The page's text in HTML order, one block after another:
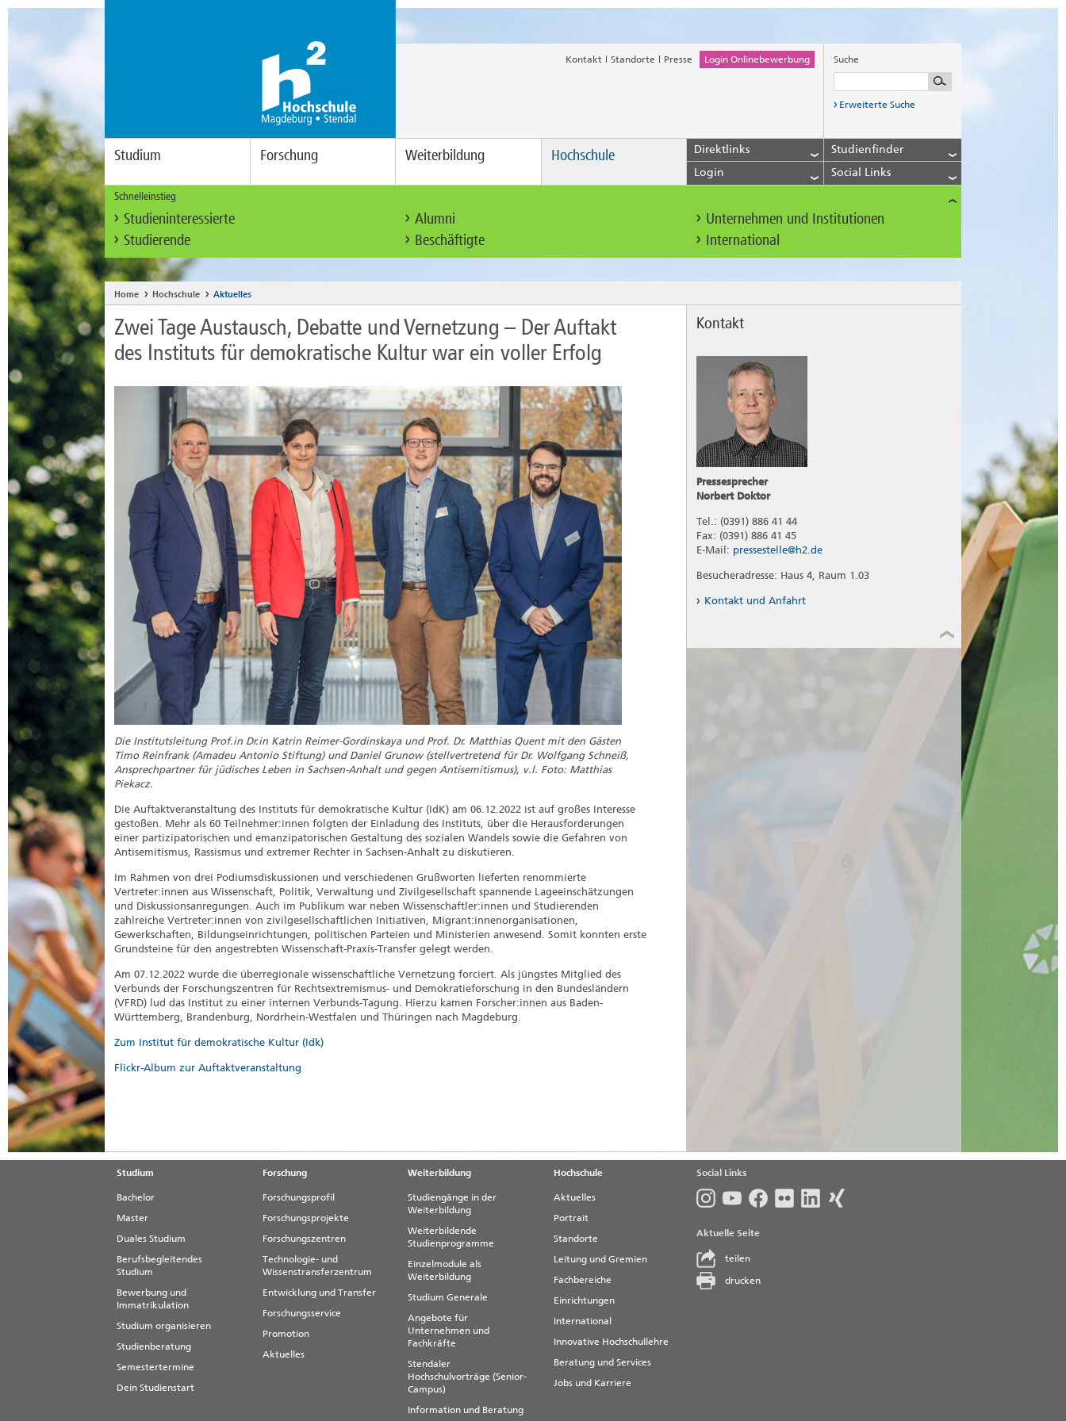
Kontakt Standorte Presse Login Onlinebewerbung Suche
Erweiterte Suche
Studium Forschung Weiterbildung Hochschule Direktlinks
Studienfinder
Login
Social Links
Schnelleinstieg
Studieninteressierte Alumni
Unternehmen und Institutionen
Studierende
Beschäftigte International
Home Hochschule Aktuelles
Zwei Tage Austausch, Debatte und Vernetzung – Der Auftakt
des Instituts für demokratische Kultur war ein voller Erfolg
Die Institutsleitung Prof.in Dr.in Katrin Reimer-Gordinskaya und Prof. Dr. Matthias Quent mit den Gästen
Timo Reinfrank (Amadeu An­tonio Stiftung) und Daniel Grunow (stellvertretend für Dr. Wolfgang Schneiß,
Ansprechpartner für jüdisches Leben in Sachsen-Anhalt und gegen Antisemitismus), v.l. Foto: Matthias
Piekacz.
Die Auftaktveranstaltung des Instituts für demokratische Kultur (IdK) am 06.12.2022 ist auf großes Interesse
gestoßen. Mehr als 60 Teilnehmer:innen folgten der Einladung des Instituts, über die Herausforderungen
einer partizipatorischen und emanzipatorischen Gestaltung des sozialen Wandels sowie die Gefahren von
Antisemitismus, Rassismus und extremer Rechter in Sachsen-Anhalt zu diskutieren.
Im Rahmen von drei Podiumsdiskussionen und verschiedenen Grußworten lieferten renommierte
Vertreter:innen aus Wissenschaft, Politik, Verwaltung und Zivilgesellschaft spannende Lageeinschätzungen
und Diskussionsanregungen. Auch im Publikum war neben Wissenschaftler:innen und Studierenden
zahlreiche Vertreter:innen von zivilgesellschaftlichen Initiativen, Migrant:innenorganisationen,
Gewerkschaften, Bildungseinrichtungen, politischen Parteien und Ministerien anwesend. Somit konnten erste
Grundsteine für den angestrebten Wissenschaft-Praxis-Transfer gelegt werden.
Am 07.12.2022 wurde die überregionale wissenschaftliche Vernetzung forciert. Als jüngstes Mitglied des
Verbunds der Forschungszentren für Rechtsextremismus- und Demokratieforschung in den Bundesländern
(VFRD) lud das Institut zu einer internen Verbunds-Tagung. Hierzu kamen Forscher:innen aus Baden-
Württemberg, Brandenburg, Nordrhein-Westfalen und Thüringen nach Magdeburg.
Zum Institut für demokratische Kultur (Idk)
Flickr-Album zur Auftaktveranstaltung
Kontakt
Pressesprecher
Norbert Doktor
Tel.: (0391) 886 41 44
Fax: (0391) 886 41 45
E-Mail: pressestelle@h2.de
Besucheradresse: Haus 4, Raum 1.03
Kontakt und Anfahrt
Studium
Bachelor
Master
Duales Studium
Berufsbegleitendes
Studium
Bewerbung und
Immatrikulation
Studium organisieren
Studienberatung
Semestertermine
Dein Studienstart
Forschung
Forschungsprofil
Forschungsprojekte
Forschungszentren
Technologie- und
Wissenstransferzentrum
Entwicklung und Transfer
Forschungsservice
Promotion
Aktuelles
Weiterbildung
Studiengänge in der
Weiterbildung
Weiterbildende
Studienprogramme
Einzelmodule als
Weiterbildung
Studium Generale
Angebote für
Unternehmen und
Fachkräfte
Stendaler
Hochschulvorträge (Senior-
Campus)
Information und Beratung
Hochschule
Aktuelles
Portrait
Standorte
Leitung und Gremien
Fachbereiche
Einrichtungen
International
Innovative Hochschullehre
Beratung und Services
Jobs und Karriere
Social Links
Aktuelle Seite
teilen
drucken